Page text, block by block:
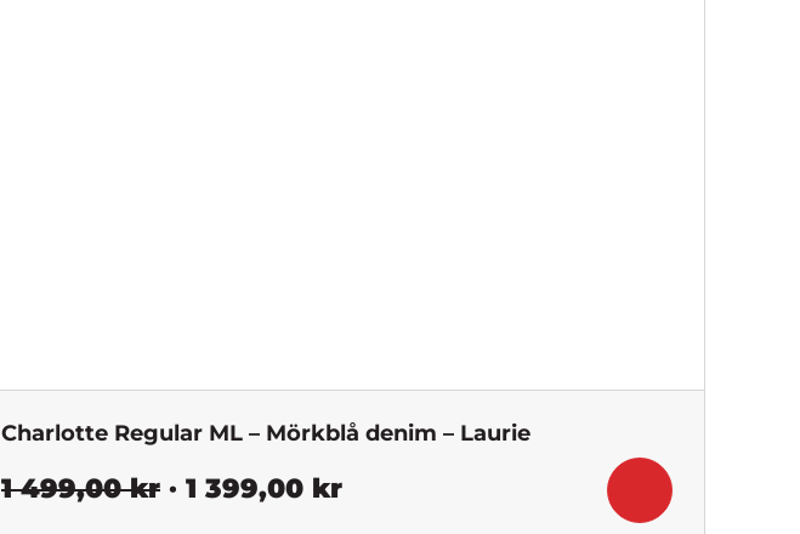
Charlotte Regular ML – Mörkblå denim – Laurie
1 499,00kr Det
1 399,00 krDet